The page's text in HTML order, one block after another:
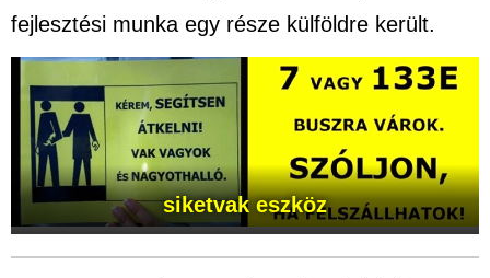
fejlesztési munka egy része külföldre került.
siketvak eszköz